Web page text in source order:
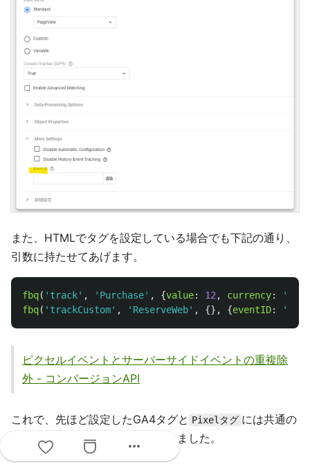
また、HTMLでタグを設定している場合でも下記の通り、
引数に持たせてあげます。
fbq( ' track' , ' Purchase' , {value: 12 , currency: '
fbq( ' trackCustom' , ' ReserveWeb' , {}, {eventID: '
ピクセルイベントとサーバーサイドイベントの重複除
外 - コンバージョンAPI
これで、先ほど設定したGA4タグと Pixelタグ には共通の
イベントID を付与することができました。
more_horiz